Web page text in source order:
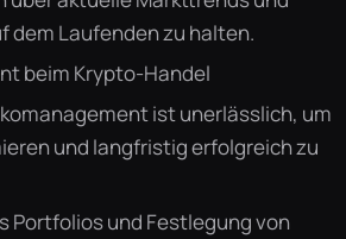
dem Laufenden zu halten.
beim Krypto-Handel
ist unerlässlich, um
und langfristig erfolgreich zu
Portfolios und Festlegung von